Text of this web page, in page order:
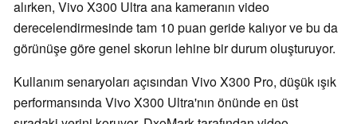
alırken, Vivo X300 Ultra ana kameranın video
derecelendirmesinde tam 10 puan geride kalıyor ve bu da
görünüşe göre genel skorun lehine bir durum oluşturuyor.
Kullanım senaryoları açısından Vivo X300 Pro, düşük ışık
performansında Vivo X300 Ultra'nın önünde en üst